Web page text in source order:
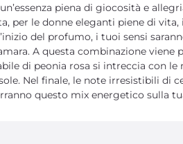
piena di giocosità e
per le donne eleganti piene di
del profumo, i tuoi sensi
A questa combinazione
di peonia rosa si intreccia con
Nel finale, le note irresistibili di
questo mix energetico sulla